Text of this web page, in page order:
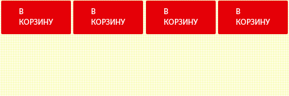
В
КОРЗИНУ
140 ₽.
В
КОРЗИНУ
390 ₽.
В
КОРЗИНУ
В
КОРЗИНУ